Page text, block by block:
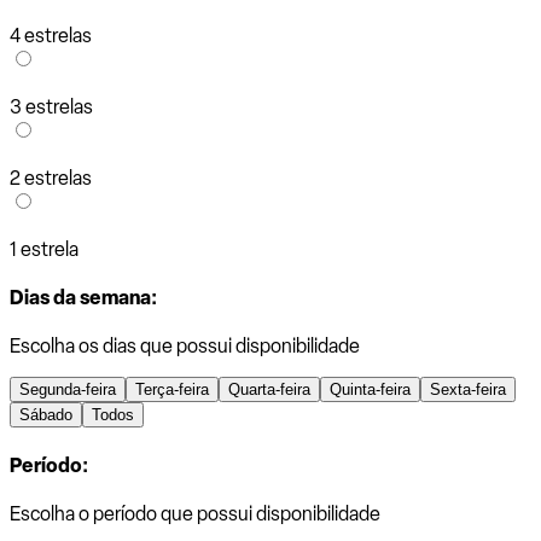
4 estrelas
3 estrelas
2 estrelas
1 estrela
Dias da semana:
Escolha os dias que possui disponibilidade
Segunda-feira Terça-feira Quarta-feira Quinta-feira
Sexta-feira
Sábado
Todos
Período:
Escolha o período que possui disponibilidade